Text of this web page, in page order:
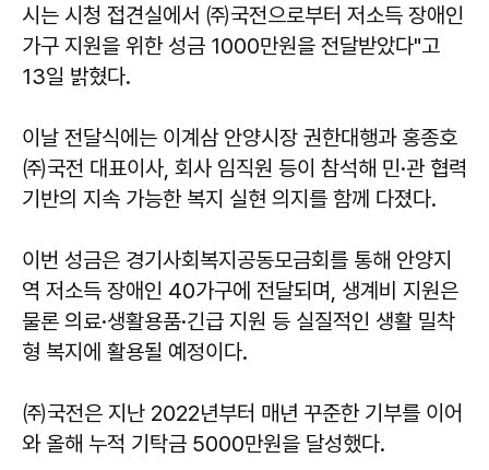
시는 시청 접견실에서 ㈜국전으로부터 저소득 장애인
가구 지원을 위한 성금 1000만원을 전달받았다"고
13일 밝혔다.
이날 전달식에는 이계삼 안양시장 권한대행과 홍종호
㈜국전 대표이사, 회사 임직원 등이 참석해 민·관 협력
기반의 지속 가능한 복지 실현 의지를 함께 다졌다.
이번 성금은 경기사회복지공동모금회를 통해 안양지
역 저소득 장애인 40가구에 전달되며, 생계비 지원은
물론 의료·생활용품·긴급 지원 등 실질적인 생활 밀착
형 복지에 활용될 예정이다.
㈜국전은 지난 2022년부터 매년 꾸준한 기부를 이어
와 올해 누적 기탁금 5000만원을 달성했다.